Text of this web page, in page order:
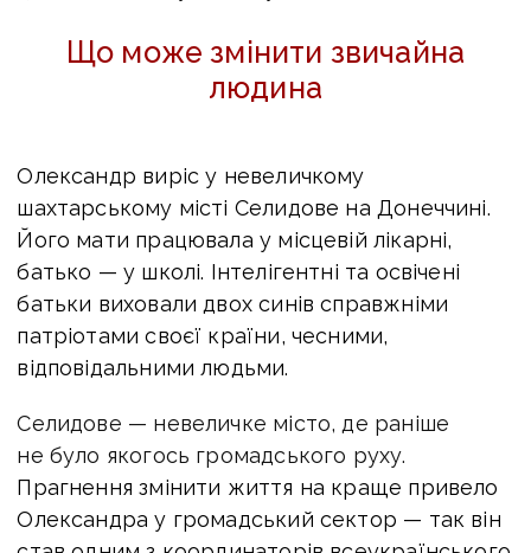
Що може змінити звичайна
людина
Олександр виріс у невеличкому
шахтарському місті Селидове на Донеччині.
Його мати працювала у місцевій лікарні,
батько — у школі. Інтелігентні та освічені
батьки виховали двох синів справжніми
патріотами своєї країни, чесними,
відповідальними людьми.
Селидове — невеличке місто, де раніше
не було якогось громадського руху.
Прагнення змінити життя на краще привело
Олександра у громадський сектор — так він